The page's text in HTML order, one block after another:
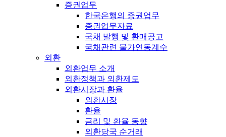
증권업무
한국은행의 증권업무
증권업무자료
국채 발행 및 환매공고
국채관련 물가연동계수
외환
외환업무 소개
외환정책과 외환제도
외환시장과 환율
외환시장
환율
금리 및 환율 동향
외환당국 순거래